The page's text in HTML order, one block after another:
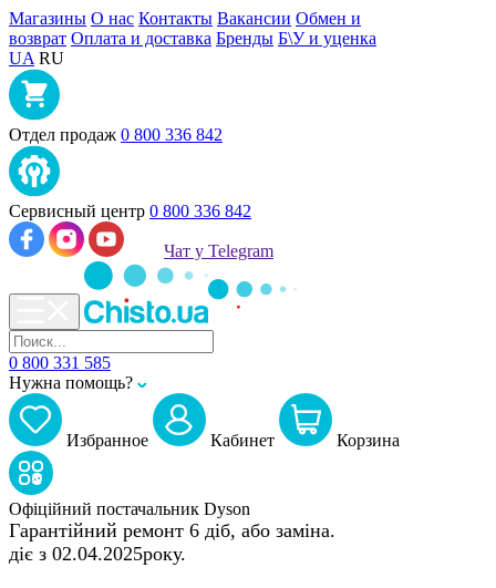
Магазины О нас Контакты Вакансии Обмен и
возврат Оплата и доставка Бренды Б\У и уценка
UA RU
Отдел продаж 0 800 336 842
Сервисный центр 0 800 336 842
Чат у Telegram
0 800 331 585
Нужна помощь?
Избранное Кабинет Корзина
Офіційний постачальник Dyson
Гарантійний ремонт 6 діб, або заміна.
діє з 02.04.2025року.